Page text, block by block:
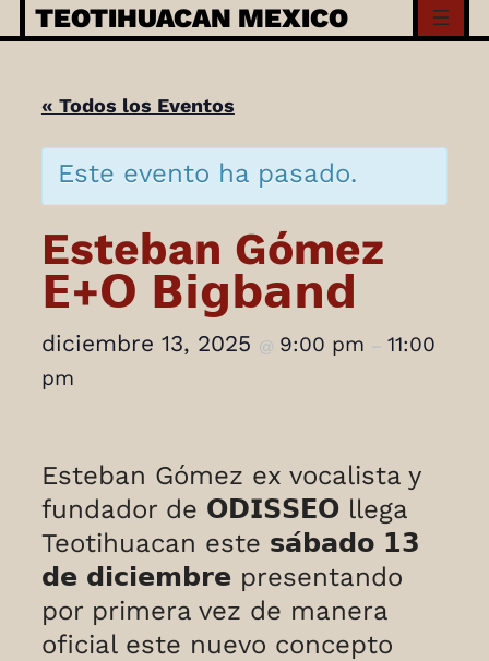
Skip
to
TEOTIHUACAN MEXICO
« Todos los Eventos
Este evento ha pasado.
Esteban Gómez
𝗘+𝗢 𝗕𝗶𝗴𝗯𝗮𝗻𝗱
diciembre 13, 2025 @ 9:00 pm – 11:00
pm
Esteban Gómez ex vocalista y
fundador de 𝗢𝗗𝗜𝗦𝗦𝗘𝗢 llega
Teotihuacan este 𝘀𝗮́𝗯𝗮𝗱𝗼 𝟭𝟯
𝗱𝗲 𝗱𝗶𝗰𝗶𝗲𝗺𝗯𝗿𝗲 presentando
por primera vez de manera
oficial este nuevo concepto